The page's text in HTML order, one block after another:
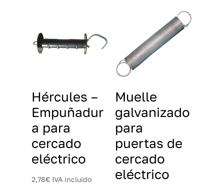
Hércules –
Empuñadur
a para
cercado
eléctrico
2,78€ IVA incluido
Muelle
galvanizado
para
puertas de
cercado
eléctrico